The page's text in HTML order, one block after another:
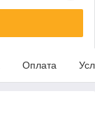
Оплата